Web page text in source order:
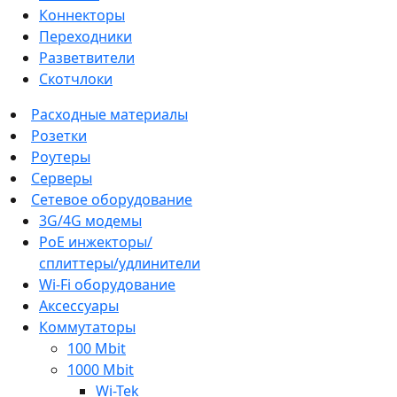
Коннекторы
Переходники
Разветвители
Скотчлоки
Расходные материалы
Розетки
Роутеры
Серверы
Сетевое оборудование
3G/4G модемы
PoE инжекторы/
сплиттеры/удлинители
Wi-Fi оборудование
Аксессуары
Коммутаторы
100 Mbit
1000 Mbit
Wi-Tek